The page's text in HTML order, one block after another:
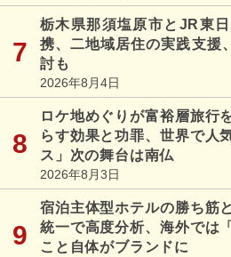
栃木県那須塩原市とJR東
携、二地域居住の実践支援
討も
2026年8月4日
ロケ地めぐりが富裕層旅行
らす効果と功罪、世界で人
ス」次の舞台は南仏
2026年8月3日
宿泊主体型ホテルの勝ち
統一で高度分析、海外では
こと自体がブランドに